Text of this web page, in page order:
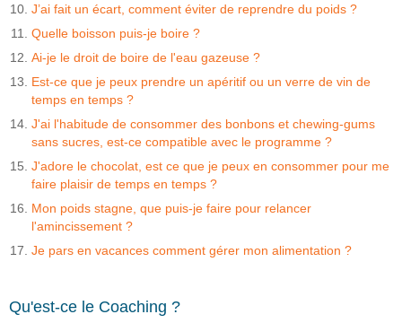
J’ai fait un écart, comment éviter de reprendre du poids ?
Quelle boisson puis-je boire ?
Ai-je le droit de boire de l'eau gazeuse ?
Est-ce que je peux prendre un apéritif ou un verre de vin de
temps en temps ?
J'ai l'habitude de consommer des bonbons et chewing-gums
sans sucres, est-ce compatible avec le programme ?
J'adore le chocolat, est ce que je peux en consommer pour me
faire plaisir de temps en temps ?
Mon poids stagne, que puis-je faire pour relancer
l'amincissement ?
Je pars en vacances comment gérer mon alimentation ?
Qu'est-ce le Coaching ?